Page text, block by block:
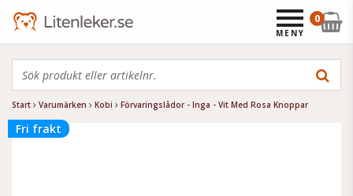
Start Varumärken Kobi Förvaringslådor - Inga - Vit Med Rosa Knoppar
Fri frakt
0
MENY